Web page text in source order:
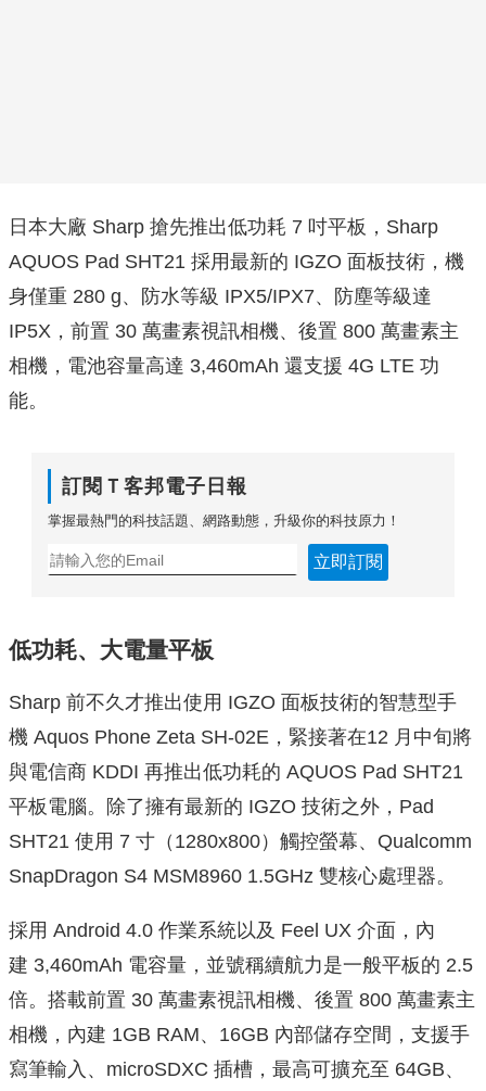
日本大廠 Sharp 搶先推出低功耗 7 吋平板，Sharp
AQUOS Pad SHT21 採用最新的 IGZO 面板技術，機
身僅重 280 g、防水等級 IPX5/IPX7、防塵等級達
IP5X，前置 30 萬畫素視訊相機、後置 800 萬畫素主
相機，電池容量高達 3,460mAh 還支援 4G LTE 功
能。
訂閱Ｔ客邦電子日報
掌握最熱門的科技話題、網路動態，升級你的科技原力！
立即訂閱
低功耗、大電量平板
Sharp 前不久才推出使用 IGZO 面板技術的智慧型手
機 Aquos Phone Zeta SH-02E，緊接著在12 月中旬將
與電信商 KDDI 再推出低功耗的 AQUOS Pad SHT21
平板電腦。除了擁有最新的 IGZO 技術之外，Pad
SHT21 使用 7 寸（1280x800）觸控螢幕、Qualcomm
SnapDragon S4 MSM8960 1.5GHz 雙核心處理器。
採用 Android 4.0 作業系統以及 Feel UX 介面，內
建 3,460mAh 電容量，並號稱續航力是一般平板的 2.5
倍。搭載前置 30 萬畫素視訊相機、後置 800 萬畫素主
相機，內建 1GB RAM、16GB 內部儲存空間，支援手
寫筆輸入、microSDXC 插槽，最高可擴充至 64GB、